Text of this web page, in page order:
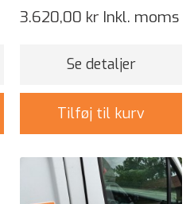
3.620,00 kr Inkl. moms
Se detaljer
Tilføj til kurv